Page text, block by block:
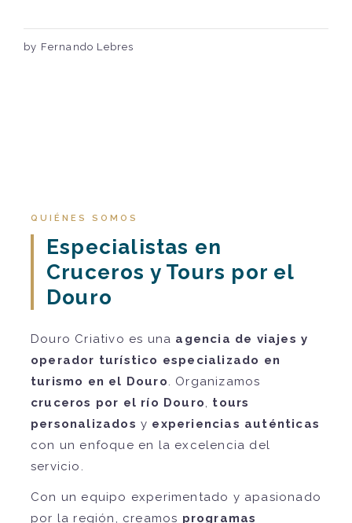
by Fernando Lebres
QUIÉNES SOMOS
Especialistas en
Cruceros y Tours por el
Douro
Douro Criativo es una agencia de viajes y
operador turístico especializado en
turismo en el Douro
. Organizamos
cruceros por el río Douro
tours
personalizados y experiencias auténticas
con un enfoque en la excelencia del
servicio.
Con un equipo experimentado y apasionado
por la región, creamos programas